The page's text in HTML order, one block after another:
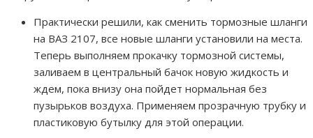
Практически решили, как сменить тормозные шланги
на ВАЗ 2107, все новые шланги установили на места.
Теперь выполняем прокачку тормозной системы,
заливаем в центральный бачок новую жидкость и
ждем, пока внизу она пойдет нормальная без
пузырьков воздуха. Применяем прозрачную трубку и
пластиковую бутылку для этой операции.